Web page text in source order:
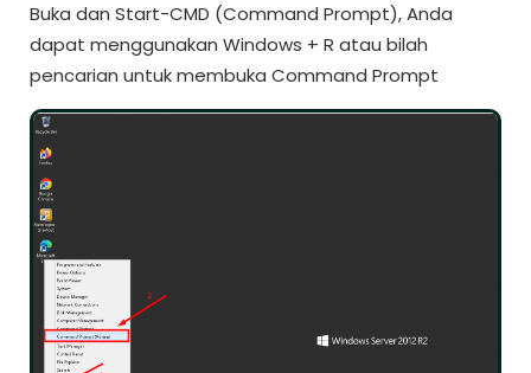
Buka dan Start-CMD (Command Prompt), Anda
dapat menggunakan Windows + R atau bilah
pencarian untuk membuka Command Prompt